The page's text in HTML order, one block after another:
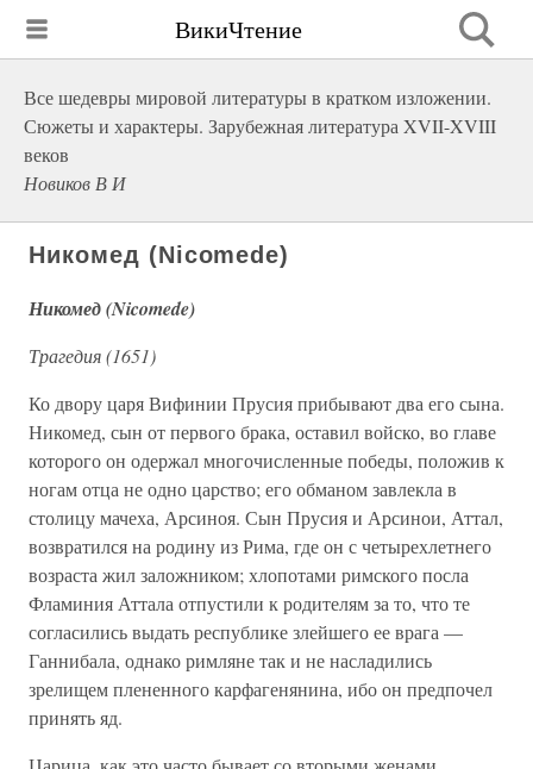
ВикиЧтение
Все шедевры мировой литературы в кратком изложении.
Сюжеты и характеры. Зарубежная литература XVII-XVIII
веков
Новиков В И
Никомед (Nicomede)
Никомед (Nicomede)
Трагедия (1651)
Ко двору царя Вифинии Прусия прибывают два его сына.
Никомед, сын от первого брака, оставил войско, во главе
которого он одержал многочисленные победы, положив к
ногам отца не одно царство; его обманом завлекла в
столицу мачеха, Арсиноя. Сын Прусия и Арсинои, Аттал,
возвратился на родину из Рима, где он с четырехлетнего
возраста жил заложником; хлопотами римского посла
Фламиния Аттала отпустили к родителям за то, что те
согласились выдать республике злейшего ее врага —
Ганнибала, однако римляне так и не насладились
зрелищем плененного карфагенянина, ибо он предпочел
принять яд.